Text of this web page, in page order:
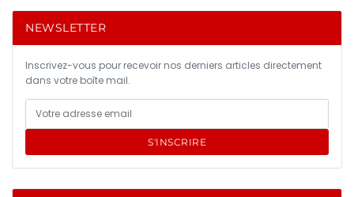
NEWSLETTER
Inscrivez-vous pour recevoir nos derniers articles directement
dans votre boîte mail.
S'INSCRIRE